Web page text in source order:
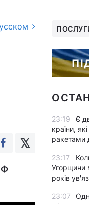
23:19
Є
країни,
ракетами
23:17
Угорщини
років
23:07